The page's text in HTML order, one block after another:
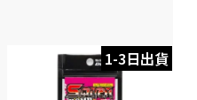
1-3日出貨